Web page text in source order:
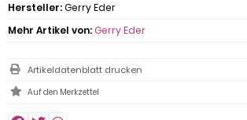
Hersteller:Gerry Eder
Mehr Artikel von: Gerry Eder
Artikeldatenblatt drucken